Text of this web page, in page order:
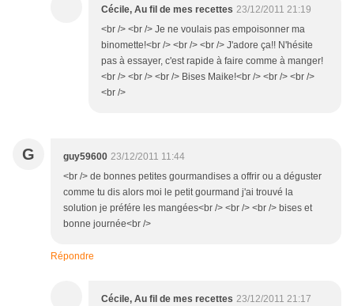
Cécile, Au fil de mes recettes 23/12/2011 21:19
<br /> <br /> Je ne voulais pas empoisonner ma
binomette!<br /> <br /> <br /> J'adore ça!! N'hésite
pas à essayer, c'est rapide à faire comme à manger!
<br /> <br /> <br /> Bises Maike!<br /> <br /> <br />
<br />
G guy59600 23/12/2011 11:44
<br /> de bonnes petites gourmandises a offrir ou a déguster
comme tu dis alors moi le petit gourmand j'ai trouvé la
solution je préfére les mangées<br /> <br /> <br /> bises et
bonne journée<br />
Répondre
Cécile, Au fil de mes recettes 23/12/2011 21:17